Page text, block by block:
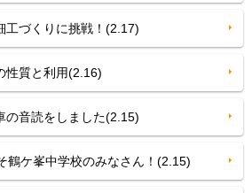
づくりに挑戦！(2.17)
質と利用(2.16)
音読をしました(2.15)
ケ峯中学校のみなさん！(2.15)